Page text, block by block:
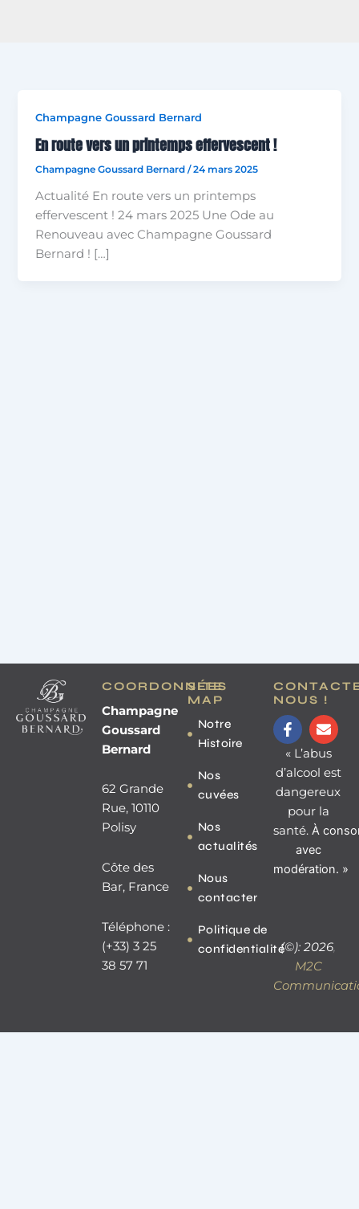
Champagne Goussard Bernard
En route vers un printemps effervescent !
Champagne Goussard Bernard/24 mars 2025
Actualité En route vers un printemps
effervescent ! 24 mars 2025 Une Ode au
Renouveau avec Champagne Goussard
Bernard ! […]
COORDONNÉES
Champagne
Goussard
Bernard
62 Grande
Rue, 10110
Polisy
Côte des
Bar, France
Téléphone :
(+33) 3 25
38 57 71
SITE
MAP
Notre
Histoire
Nos
cuvées
Nos
actualités
Nous
contacter
Politique de
confidentialité
NOUS !
F
a
c
e
b
o
o
k
-
E
n
v
l
o
p
« L’abus
d’alcool est
dangereux
pour la
santé. À
avec
modération. »
(©): 2026,
M2C